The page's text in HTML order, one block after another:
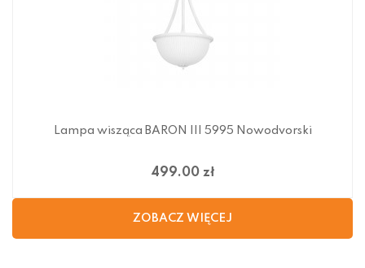
Lampa wisząca BARON III 5995 Nowodvorski
499.00 zł